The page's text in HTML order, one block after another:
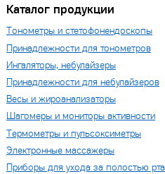
Каталог продукции
Тонометры и стетофонендоскопы
Принадлежности для тонометров
Ингаляторы, небулайзеры
Принадлежности для небулайзеров
Весы и жироанализаторы
Шагомеры и мониторы активности
Термометры и пульсоксиметры
Электронные массажеры
Приборы для ухода за полостью рта